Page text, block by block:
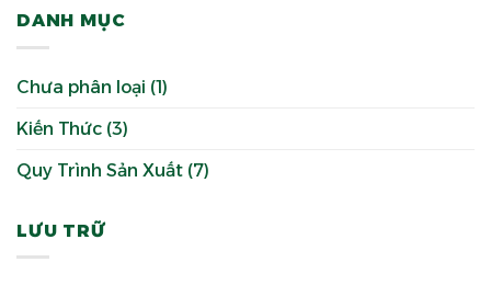
DANH MỤC
Chưa phân loại (1)
Kiến Thức (3)
Quy Trình Sản Xuất (7)
LƯU TRỮ